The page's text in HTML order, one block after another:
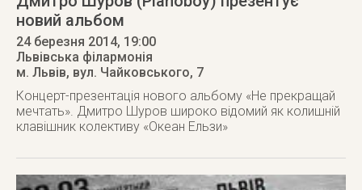
новий альбом
24 березня 2014, 19:00
Львівська філармонія
м. Львів, вул. Чайковського, 7
Концерт-презентація нового альбому «Не прекращай
мечтать». Дмитро Шуров широко відомий як колишній
клавішник колективу «Океан Ельзи»